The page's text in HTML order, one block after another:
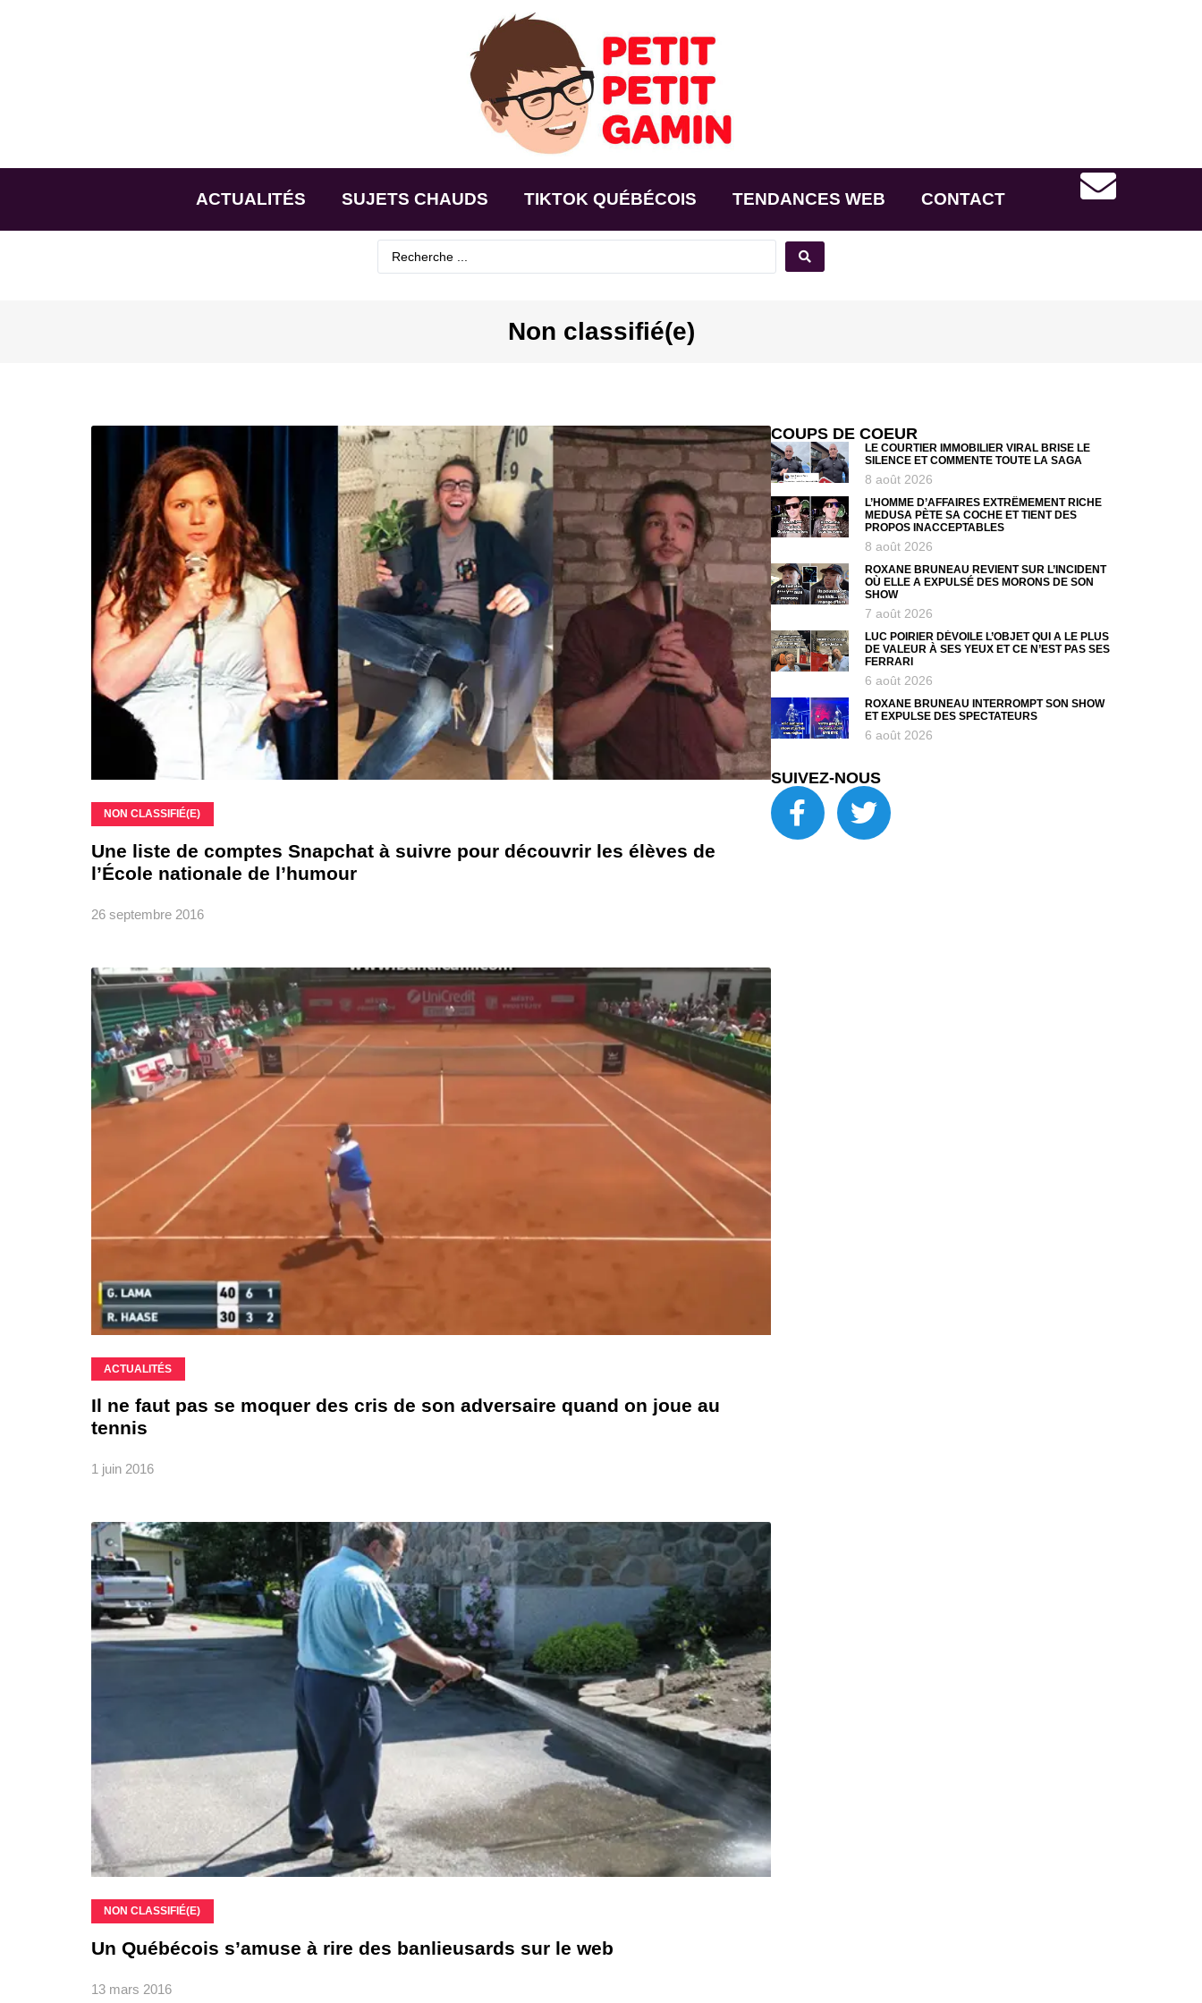
ACTUALITÉS SUJETS CHAUDS TIKTOK QUÉBÉCOIS TENDANCES WEB CONTACT
Non classifié(e)
NON CLASSIFIÉ(E)
Une liste de comptes Snapchat à suivre pour découvrir les élèves de
l’École nationale de l’humour
26 septembre 2016
ACTUALITÉS
Il ne faut pas se moquer des cris de son adversaire quand on joue au
tennis
1 juin 2016
NON CLASSIFIÉ(E)
Un Québécois s’amuse à rire des banlieusards sur le web
13 mars 2016
COUPS DE COEUR
LE COURTIER IMMOBILIER VIRAL BRISE LE
SILENCE ET COMMENTE TOUTE LA SAGA
8 août 2026
L’HOMME D’AFFAIRES EXTRÊMEMENT RICHE
MEDUSA PÈTE SA COCHE ET TIENT DES
PROPOS INACCEPTABLES
8 août 2026
ROXANE BRUNEAU REVIENT SUR L’INCIDENT
OÙ ELLE A EXPULSÉ DES MORONS DE SON
SHOW
7 août 2026
LUC POIRIER DÉVOILE L’OBJET QUI A LE PLUS
DE VALEUR À SES YEUX ET CE N’EST PAS SES
FERRARI
6 août 2026
ROXANE BRUNEAU INTERROMPT SON SHOW
ET EXPULSE DES SPECTATEURS
6 août 2026
SUIVEZ-NOUS